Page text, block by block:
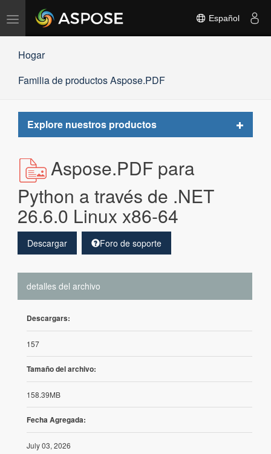
Alternar
navegación
Español
Hogar
Familia de productos Aspose.PDF
Explore nuestros productos
Toggle
Aspose.PDF para
Python a través de .NET
26.6.0 Linux x86-64
Descargar Foro de soporte
detalles del archivo
Descargars:
157
Tamaño del archivo:
158.39MB
Fecha Agregada:
July 03, 2026